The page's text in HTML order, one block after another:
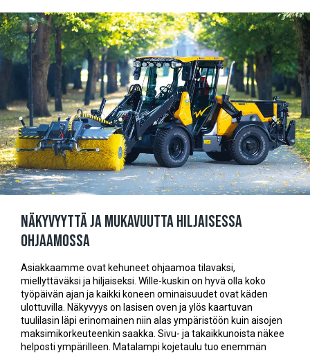
Näkyvyyttä ja mukavuutta hiljaisessa
ohjaamossa
Asiakkaamme ovat kehuneet ohjaamoa tilavaksi,
miellyttäväksi ja hiljaiseksi. Wille-kuskin on hyvä olla koko
työpäivän ajan ja kaikki koneen ominaisuudet ovat käden
ulottuvilla. Näkyvyys on lasisen oven ja ylös kaartuvan
tuulilasin läpi erinomainen niin alas ympäristöön kuin aisojen
maksimikorkeuteenkin saakka. Sivu- ja takaikkunoista näkee
helposti ympärilleen. Matalampi kojetaulu tuo enemmän